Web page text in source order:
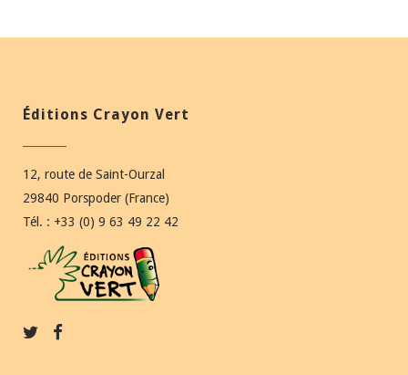
Éditions Crayon Vert
12, route de Saint-Ourzal
29840 Porspoder (France)
Tél. : +33 (0) 9 63 49 22 42